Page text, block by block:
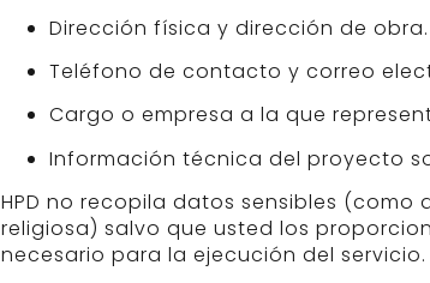
Dirección física y dirección de obra.
Teléfono de contacto y correo
Cargo o empresa a la que
Información técnica del proyecto
HPD no recopila datos sensibles
religiosa) salvo que usted los
necesario para la ejecución del servicio.